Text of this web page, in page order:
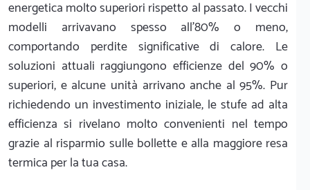
energetica molto superiori rispetto al passato. I vecchi
modelli arrivavano spesso all'80% o meno,
comportando perdite significative di calore. Le
soluzioni attuali raggiungono efficienze del 90% o
superiori, e alcune unità arrivano anche al 95%. Pur
richiedendo un investimento iniziale, le stufe ad alta
efficienza si rivelano molto convenienti nel tempo
grazie al risparmio sulle bollette e alla maggiore resa
termica per la tua casa.